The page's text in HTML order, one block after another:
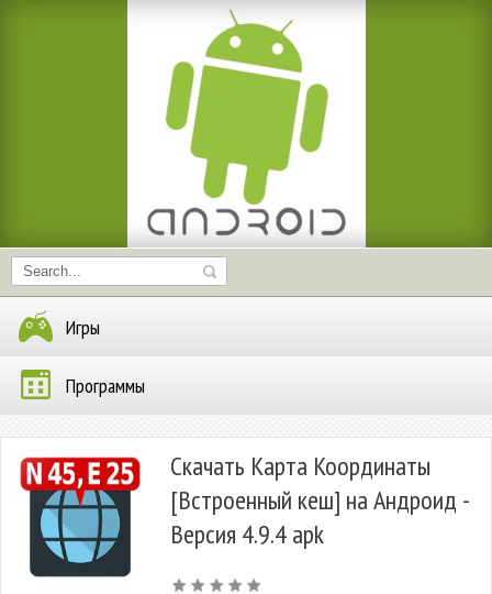
Игры
Программы
Скачать Карта Координаты
[Встроенный кеш] на Андроид -
Версия 4.9.4 apk